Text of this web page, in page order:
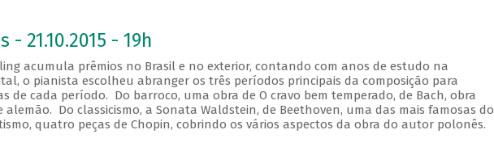
- 21.10.2015 - 19h
acumula prêmios no Brasil e no exterior, contando com anos de estudo na
o pianista escolheu abranger os três períodos principais da composição para
de cada período. Do barroco, uma obra de O cravo bem temperado, de Bach, obra
Do classicismo, a Sonata Waldstein, de Beethoven, uma das mais famosas do
quatro peças de Chopin, cobrindo os vários aspectos da obra do autor polonês.